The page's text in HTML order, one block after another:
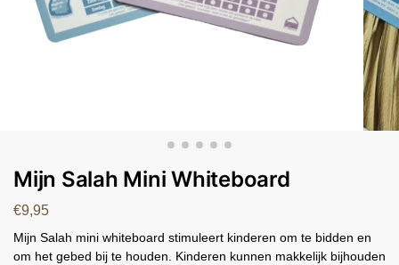
Mijn Salah Mini Whiteboard
€9,95
Mijn Salah mini whiteboard stimuleert kinderen om te bidden en
om het gebed bij te houden. Kinderen kunnen makkelijk bijhouden